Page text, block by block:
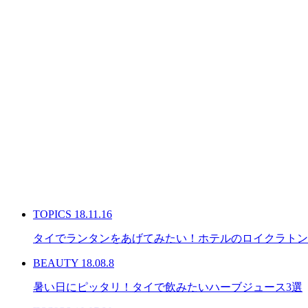
TOPICS 18.11.16
タイでランタンをあげてみたい！ホテルのロイクラト
BEAUTY 18.08.8
暑い日にピッタリ！タイで飲みたいハーブジュース3選